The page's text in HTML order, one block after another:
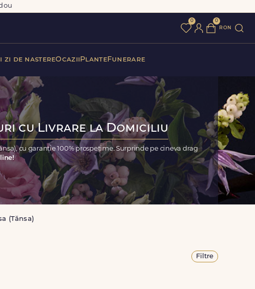
0 0
ron
zi de nastereOcazii PlanteFunerare
cu Livrare la Domiciliu
cu garanție 100% prospețime. Surprinde pe cineva drag
(Tănsa)
Filtre